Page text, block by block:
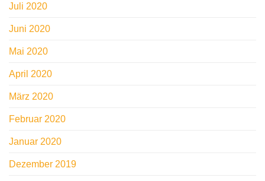
Juli 2020
Juni 2020
Mai 2020
April 2020
März 2020
Februar 2020
Januar 2020
Dezember 2019